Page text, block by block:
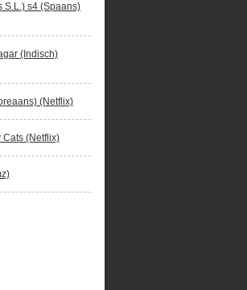
S.L.) s4 (Spaans)
(Indisch)
(Netflix)
Cats (Netflix)